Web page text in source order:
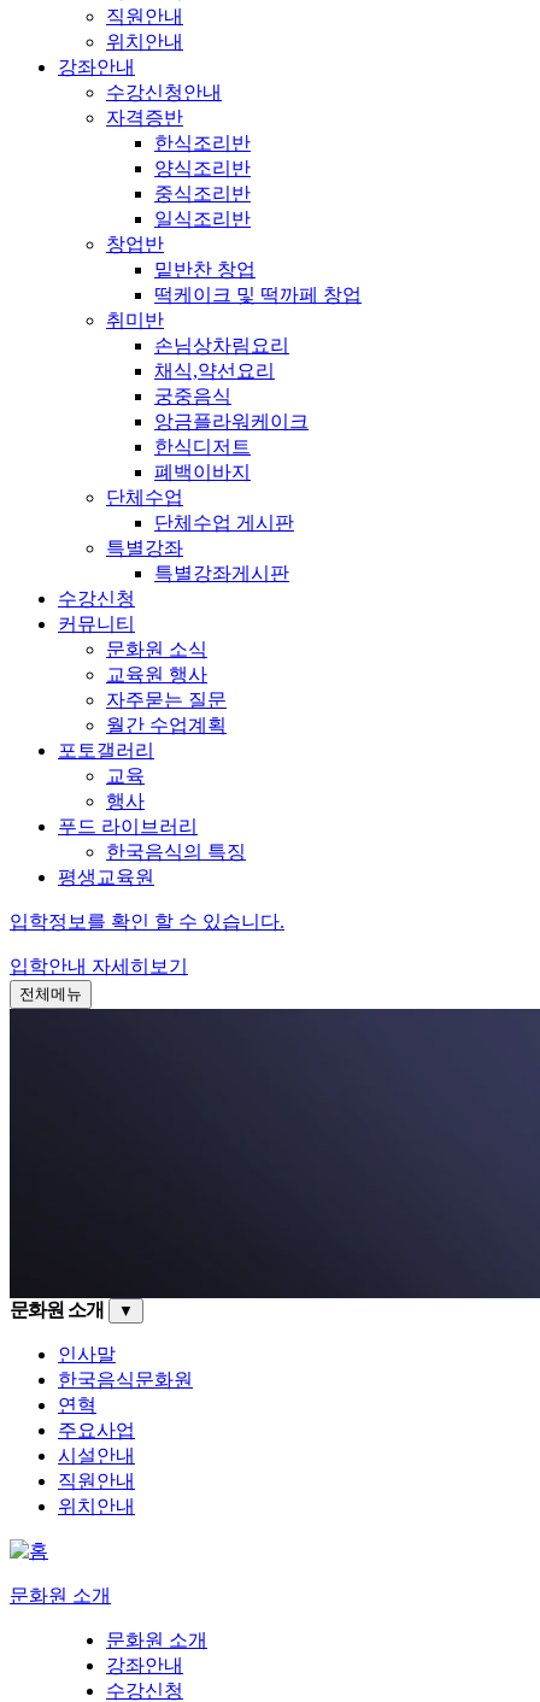
직원안내
위치안내
강좌안내
수강신청안내
자격증반
한식조리반
양식조리반
중식조리반
일식조리반
창업반
밑반찬 창업
떡케이크 및 떡까페 창업
취미반
손님상차림요리
채식,약선요리
궁중음식
앙금플라워케이크
한식디저트
폐백이바지
단체수업
단체수업 게시판
특별강좌
특별강좌게시판
수강신청
커뮤니티
문화원 소식
교육원 행사
자주묻는 질문
월간 수업계획
포토갤러리
교육
행사
푸드 라이브러리
한국음식의 특징
평생교육원
입학정보를 확인 할 수 있습니다.
입학안내 자세히보기
전체메뉴
문화원 소개 ▼
인사말
한국음식문화원
연혁
주요사업
시설안내
직원안내
위치안내
문화원 소개
문화원 소개
강좌안내
수강신청